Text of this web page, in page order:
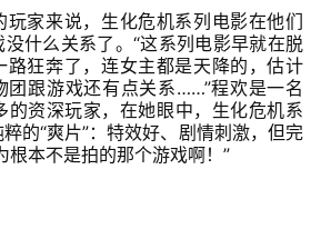
玩家来说，生化危机系列电影在他们
什么关系了。“这系列电影早就在脱
路狂奔了，连女主都是天降的，估计
团跟游戏还有点关系……”程欢是一名
的资深玩家，在她眼中，生化危机系
的“爽片”：特效好、剧情刺激，但完
根本不是拍的那个游戏啊！”